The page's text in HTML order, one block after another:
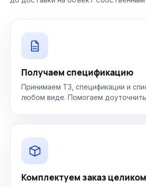
Получаем спецификацию
Принимаем ТЗ, спецификации и
любом виде. Помогаем
Комплектуем заказ целиком